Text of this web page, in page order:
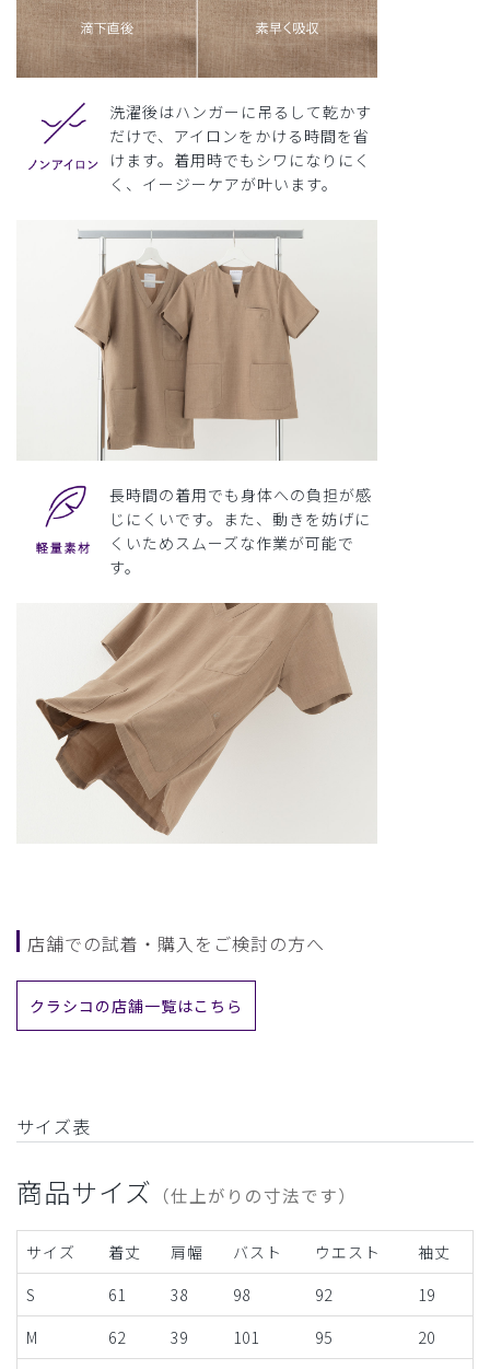
洗濯後はハンガーに吊るして乾かす
だけで、アイロンをかける時間を省
けます。着用時でもシワになりにく
く、イージーケアが叶います。
長時間の着用でも身体への負担が感
じにくいです。また、動きを妨げに
くいためスムーズな作業が可能で
す。
店舗での試着・購入をご検討の方へ
クラシコの店舗一覧はこちら
サイズ表
商品サイズ （仕上がりの寸法です）
サイズ 着丈 肩幅 バスト ウエスト
袖丈
S
61 38 98 92
19
M
62 39 101 95 20